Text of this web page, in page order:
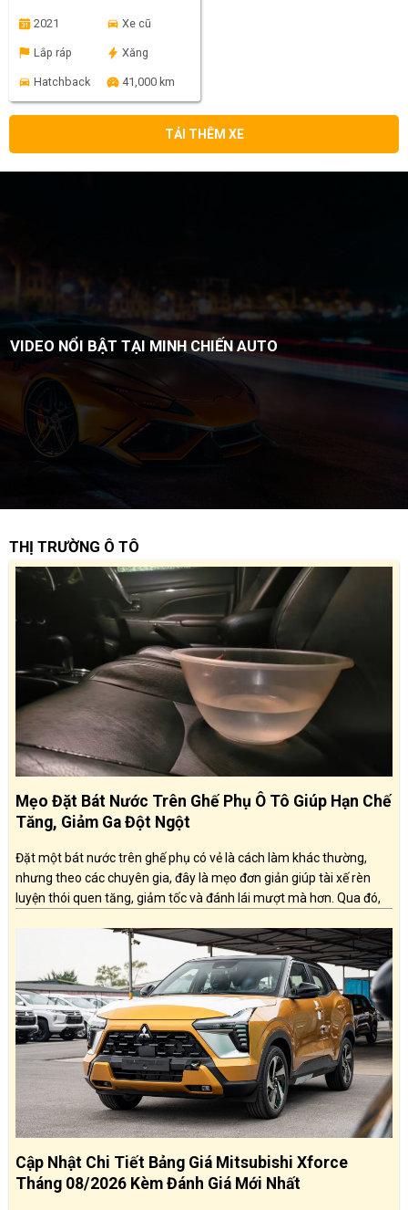
2021 Xe cũ
Lắp ráp Xăng
Hatchback 41,000 km
TẢI THÊM XE
VIDEO NỔI BẬT TẠI MINH CHIẾN AUTO
THỊ TRƯỜNG Ô TÔ
Mẹo Đặt Bát Nước Trên Ghế Phụ Ô Tô Giúp Hạn Chế
Tăng, Giảm Ga Đột Ngột
Đặt một bát nước trên ghế phụ có vẻ là cách làm khác thường,
nhưng theo các chuyên gia, đây là mẹo đơn giản giúp tài xế rèn
luyện thói quen tăng, giảm tốc và đánh lái mượt mà hơn. Qua đó,
an toàn khi vận hành xe.
Cập Nhật Chi Tiết Bảng Giá Mitsubishi Xforce
Tháng 08/2026 Kèm Đánh Giá Mới Nhất